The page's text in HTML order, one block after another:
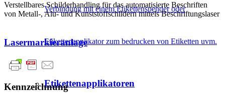
Verbindung mit einem Etikettenspender oder
Etikettenapplikator zum bedrucken von Etiketten uvm.
Etikettenapplikatoren
Verstellbares Schilderhandling für das automatisierte Beschriften
von Metall-, Alu- und Kunststoffschildern mittels Beschriftungslaser
Lasermarkieranlage
Kennzeichnung